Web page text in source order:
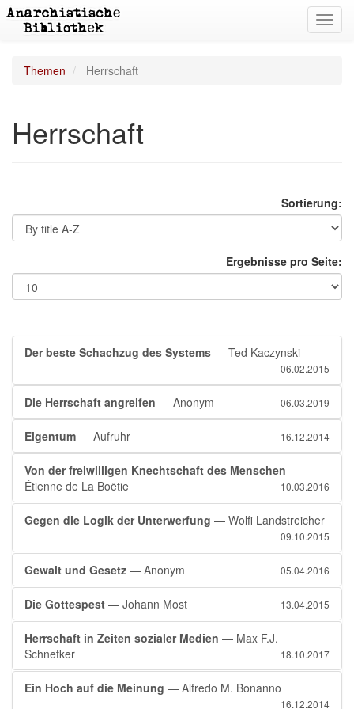
Themen Herrschaft
Herrschaft
Sortierung:
Ergebnisse pro Seite:
Der beste Schachzug des Systems — Ted Kaczynski
06.02.2015
Die Herrschaft angreifen — Anonym 06.03.2019
Eigentum — Aufruhr 16.12.2014
Von der freiwilligen Knechtschaft des Menschen —
Étienne de La Boëtie
10.03.2016
Gegen die Logik der Unterwerfung — Wolfi Landstreicher
09.10.2015
Gewalt und Gesetz — Anonym 05.04.2016
Die Gottespest — Johann Most 13.04.2015
Herrschaft in Zeiten sozialer Medien — Max F.J.
Schnetker
18.10.2017
Ein Hoch auf die Meinung — Alfredo M. Bonanno
16.12.2014